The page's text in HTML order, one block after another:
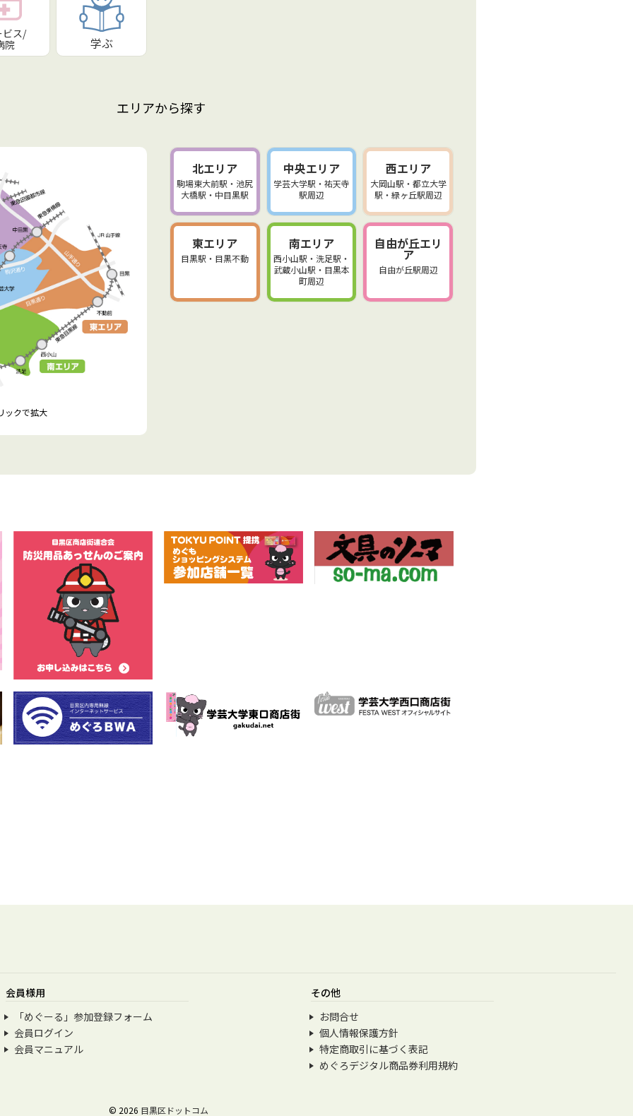
ビス/
院
学ぶ
エリアから探す
ックで拡大
北エリア
駒場東大前駅・池尻
大橋駅・中目黒駅
中央エリア
学芸大学駅・祐天寺
駅周辺
西エリア
大岡山駅・都立大学
駅・緑ヶ丘駅周辺
東エリア
目黒駅・目黒不動
南エリア
西小山駅・洗足駅・
武蔵小山駅・目黒本
町周辺
自由が丘エリ
ア
自由が丘駅周辺
会員様用
「めぐーる」参加登録フォーム
会員ログイン
会員マニュアル
その他
お問合せ
個人情報保護方針
特定商取引に基づく表記
めぐろデジタル商品券利用規約
© 2026 目黒区ドットコム